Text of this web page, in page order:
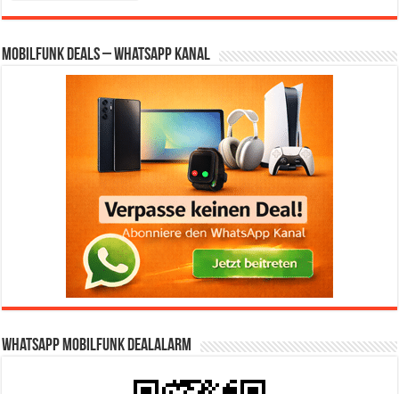
Mobilfunk Deals – WhatsApp Kanal
WhatsApp Mobilfunk DealAlarm